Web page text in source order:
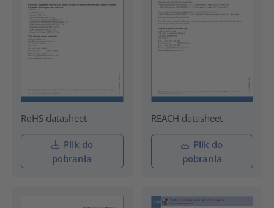
RoHS datasheet
Plik do
pobrania
REACH datasheet
Plik do
pobrania